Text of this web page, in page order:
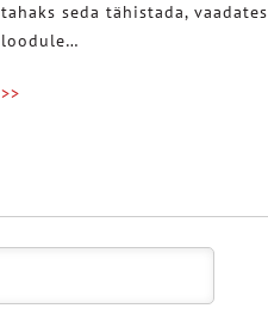
tahaks seda tähistada, vaadates
loodule…
>>